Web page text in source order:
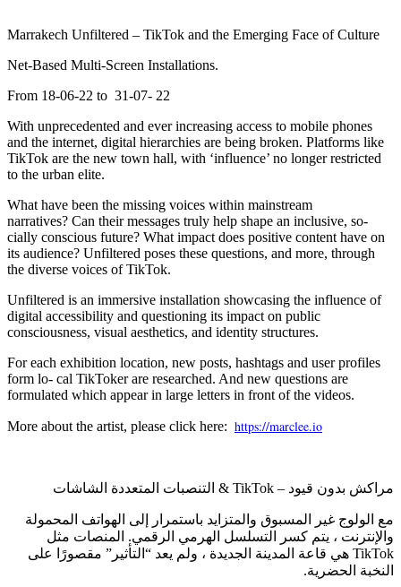
Marrakech Unfiltered – TikTok and the Emerging Face of Culture
Net-Based Multi-Screen Installations.
From 18-06-22 to 31-07- 22
With unprecedented and ever increasing access to mobile phones
and the internet, digital hierarchies are being broken. Platforms like
TikTok are the new town hall, with ‘influence’ no longer restricted
to the urban elite.
What have been the missing voices within mainstream
narratives? Can their messages truly help shape an inclusive, so-
cially conscious future? What impact does positive content have on
its audience? Unfiltered poses these questions, and more, through
the diverse voices of TikTok.
Unfiltered is an immersive installation showcasing the influence of
digital accessibility and questioning its impact on public
consciousness, visual aesthetics, and identity structures.
For each exhibition location, new posts, hashtags and user profiles
form lo- cal TikToker are researched. And new questions are
formulated which appear in large letters in front of the videos.
More about the artist, please click here: https://marclee.io
مراكش بدون قيود – TikTok & التنصبات المتعددة الشاشات
مع الولوج غير المسبوق والمتزايد باستمرار إلى الهواتف المحمولة
والإنترنت ، يتم كسر التسلسل الهرمي الرقمي. المنصات مثل
TikTok هي قاعة المدينة الجديدة ، ولم يعد “التأثير” مقصورًا على
النخبة الحضرية.